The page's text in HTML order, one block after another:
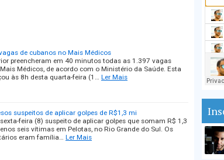
de cubanos no Mais Médicos
preencheram em 40 minutos todas as 1.397 vagas
Médicos, de acordo com o Ministério da Saúde. Esta
às 8h desta quarta-feira (1…
Ler Mais
suspeitos de aplicar golpes de R$1,3 mi
feira (8) suspeito de aplicar golpes que somam R$ 1,3
seis vítimas em Pelotas, no Rio Grande do Sul. Os
eram família…
Ler Mais